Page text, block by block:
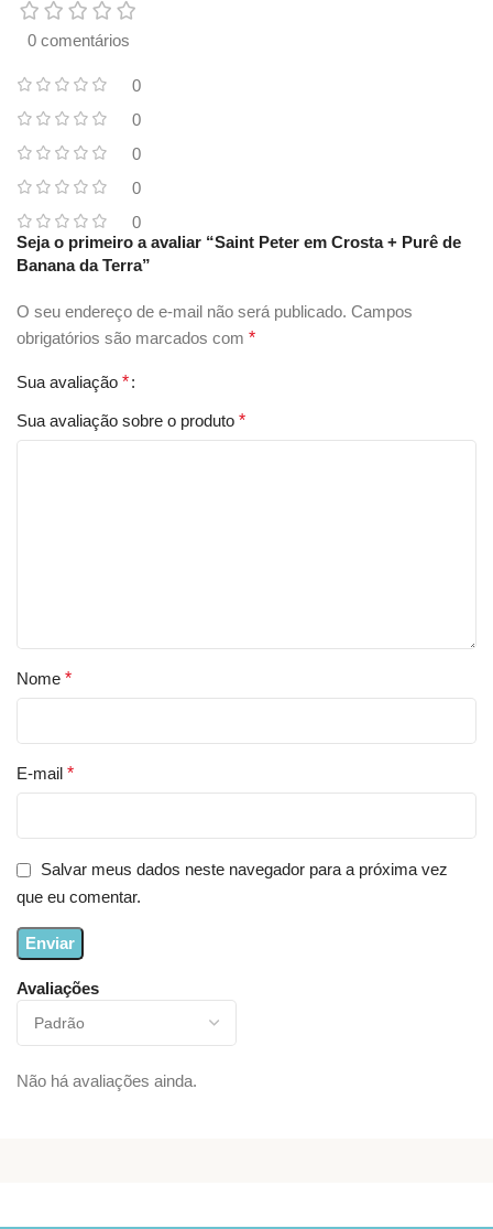
0 comentários
0
0
0
0
0
Avaliações
Não há avaliações ainda.
Seja o primeiro a avaliar “Saint Peter em Crosta + Purê de
Banana da Terra”
O seu endereço de e-mail não será publicado. Campos
obrigatórios são marcados com *
Sua avaliação *
Sua avaliação sobre o produto *
Nome *
E-mail *
Salvar meus dados neste navegador para a próxima vez
que eu comentar.